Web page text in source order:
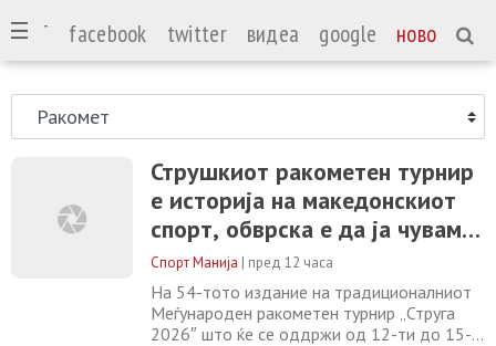
facebook twitter видеа google ново
Струшкиот ракометен турнир
е историја на македонскиот
спорт, обврска е да ја чуваме
традицијата!
Спорт Манија | пред 12 часа
На 54-тото издание на традиционалниот
Меѓународен ракометен турнир „Струга
2026″ што ќе се оддржи од 12-ти до 15-